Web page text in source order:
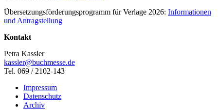
Übersetzungsförderungsprogramm für Verlage 2026: Informationen
und Antragstellung
Kontakt
Petra Kassler
kassler@buchmesse.de
Tel. 069 / 2102-143
Impressum
Datenschutz
Archiv